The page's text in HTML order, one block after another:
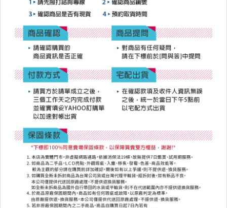
【PANASONIC】43&M43系列
【CASIO】數位相機&自拍相機
【SONY】數位相機&自拍相機
【SIGMA】單眼鏡頭
【二手/中古】智慧型手機
【二手/中古】平板電腦
【二手/中古】通話平板
【二手/中古】筆記型電腦
【二手/中古】桌上型電腦
【二手/中古】液晶螢幕